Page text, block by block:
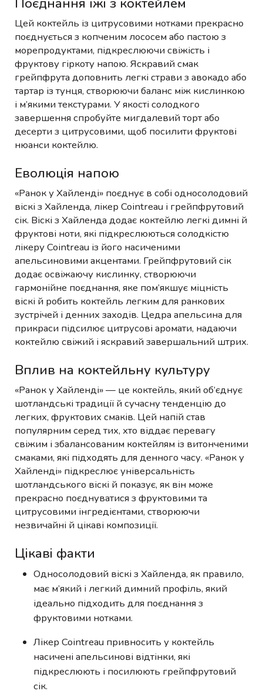
Цей коктейль із цитрусовими нотками прекрасно
поєднується з копченим лососем або пастою з
морепродуктами, підкреслюючи свіжість і
фруктову гіркоту напою. Яскравий смак
грейпфрута доповнить легкі страви з авокадо або
тартар із тунця, створюючи баланс між кислинкою
і м’якими текстурами. У якості солодкого
завершення спробуйте мигдалевий торт або
десерти з цитрусовими, щоб посилити фруктові
нюанси коктейлю.
Еволюція напою
«Ранок у Хайленді» поєднує в собі односолодовий
віскі з Хайленда, лікер Cointreau і грейпфрутовий
сік. Віскі з Хайленда додає коктейлю легкі димні й
фруктові ноти, які підкреслюються солодкістю
лікеру Cointreau із його насиченими
апельсиновими акцентами. Грейпфрутовий сік
додає освіжаючу кислинку, створюючи
гармонійне поєднання, яке пом’якшує міцність
віскі й робить коктейль легким для ранкових
зустрічей і денних заходів. Цедра апельсина для
прикраси підсилює цитрусові аромати, надаючи
коктейлю свіжий і яскравий завершальний штрих.
Вплив на коктейльну культуру
«Ранок у Хайленді» — це коктейль, який об’єднує
шотландські традиції й сучасну тенденцію до
легких, фруктових смаків. Цей напій став
популярним серед тих, хто віддає перевагу
свіжим і збалансованим коктейлям із витонченими
смаками, які підходять для денного часу. «Ранок у
Хайленді» підкреслює універсальність
шотландського віскі й показує, як він може
прекрасно поєднуватися з фруктовими та
цитрусовими інгредієнтами, створюючи
незвичайні й цікаві композиції.
Цікаві факти
Односолодовий віскі з Хайленда, як правило,
має м’який і легкий димний профіль, який
ідеально підходить для поєднання з
фруктовими нотками.
Лікер Cointreau привносить у коктейль
насичені апельсинові відтінки, які
підкреслюють і посилюють грейпфрутовий
сік.